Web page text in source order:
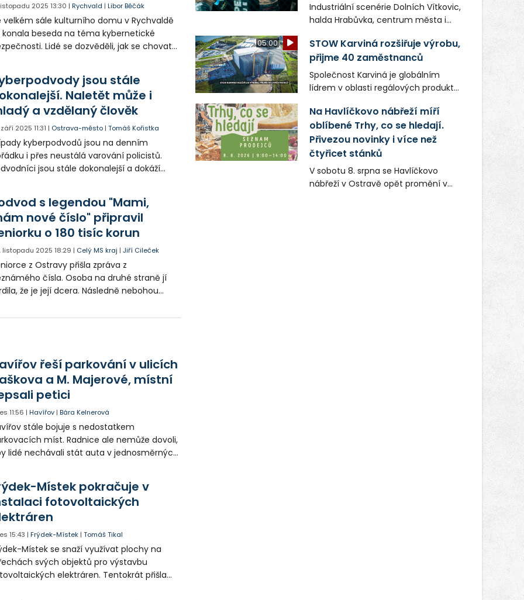
listopadu 2025 13:30 |Rychvald |Libor Běčák
velkém sále kulturního domu v Rychvaldě
konala beseda na téma kybernetické
Lidé se dozvěděli, jak se chovat,
jsou stále
Naletět může i
a vzdělaný člověk
září 2025 11:31 | Ostrava-město |Tomáš Kořistka
kyberpodvodů jsou na denním
i přes neustálá varování policistů.
jsou stále dokonalejší a dokáží
tisíc korun mladého muže, který
jako programátor.
s legendou "Mami,
nové číslo" připravil
o 180 tisíc korun
listopadu 2025 18:29 | Celý MS kraj |Jiří Cileček
z Ostravy přišla zpráva z
čísla. Osoba na druhé straně jí
že je její dcera. Následně nebohou
Podvedená jí poslala přes 180 tisíc
řeší parkování v ulicích
a M. Majerové, místní
petici
11:56 |Havířov |Bára Kelnerová
stále bojuje s nedostatkem
míst. Radnice ale nemůže dovoli,
lidé nechávali stát auta v jednosměrných
někteří obyvatelé rozhodli sepsat petici.
Místek pokračuje v
fotovoltaických
15:43 |Frýdek-Místek |Tomáš Tikal
Místek se snaží využívat plochy na
svých objektů pro výstavbu
elektráren. Tentokrát přišla
Industriální scenérie Dolních Vítkovic,
halda Hrabůvka, centrum města i
v novém filmu Bojovník, který vstoupí
do kin už 13. srpna. Režiséři Vojtěch
Frič a Tomáš Dianiška si
moravskoslezskou metropoli
nevybrali náhodou – její syrová
atmosféra se stala přirozenou
součástí příběhu bývalého
boxerského šampiona Hoffa (Milan
Ondrík), jenž se po letech vrací do
světa vrcholových zápasů, tentokrát
v MMA.
05:00
STOW Karviná rozšiřuje výrobu,
přijme 40 zaměstnanců
Společnost Karviná je globálním
lídrem v oblasti regálových produktů
zaměstnavatelem na Karvinsku a
firmou s obrovským potenciálem.
Na Havlíčkovo nábřeží míří
oblíbené Trhy, co se hledají.
Přivezou novinky i více než
čtyřicet stánků
V sobotu 8. srpna se Havlíčkovo
nábřeží v Ostravě opět promění v